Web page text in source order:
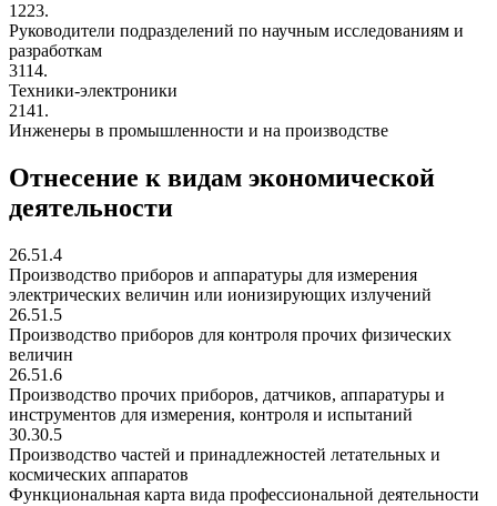
1223.
Руководители подразделений по научным исследованиям и
разработкам
3114.
Техники-электроники
2141.
Инженеры в промышленности и на производстве
Отнесение к видам экономической
деятельности
26.51.4
Производство приборов и аппаратуры для измерения
электрических величин или ионизирующих излучений
26.51.5
Производство приборов для контроля прочих физических
величин
26.51.6
Производство прочих приборов, датчиков, аппаратуры и
инструментов для измерения, контроля и испытаний
30.30.5
Производство частей и принадлежностей летательных и
космических аппаратов
Функциональная карта вида профессиональной деятельности